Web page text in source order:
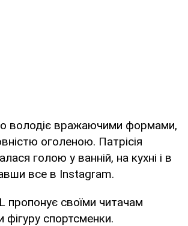
володіє вражаючими формами,
оголеною. Патрісія
голою у ванній, на кухні і в
все в Instagram.
пропонує своїми читачам
фігуру спортсменки.